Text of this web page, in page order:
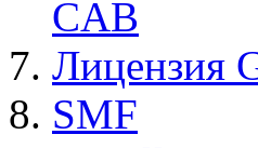
CAB
Лицензия
SMF